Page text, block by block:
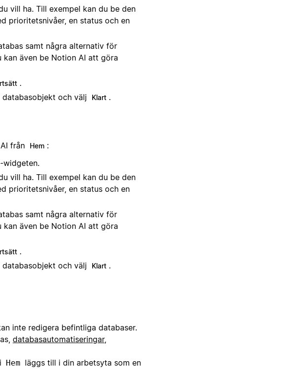
vill ha. Till exempel kan du be den
prioritetsnivåer, en status och en
samt några alternativ för
även be Notion AI att göra
.
och välj
Klart .
från Hem :
widgeten.
vill ha. Till exempel kan du be den
prioritetsnivåer, en status och en
samt några alternativ för
även be Notion AI att göra
.
och välj
Klart .
inte redigera befintliga databaser.
databasautomatiseringar,
Hem läggs till i din arbetsyta som en